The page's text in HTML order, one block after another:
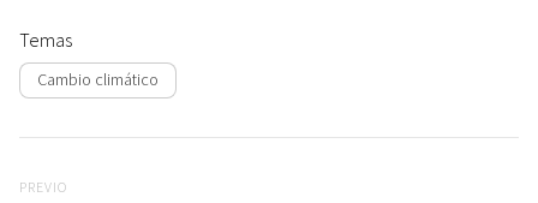
Temas
Cambio climático
Previo
PREVIO